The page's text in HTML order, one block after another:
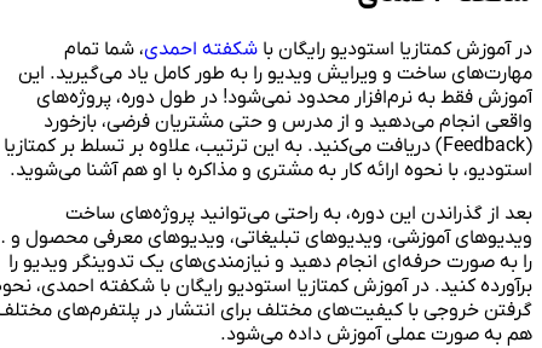
در آموزش کمتازیا استودیو رایگان باشکفته احمدی، شما تمام
مهارت‌های ساخت و ویرایش ویدیو را به طور کامل یاد می‌گیرید. این
آموزش فقط به نرم‌افزار محدود نمی‌شود! در طول دوره، پروژه‌های
واقعی انجام می‌دهید و از مدرس و حتی مشتریان فرضی، بازخورد
(Feedback) دریافت می‌کنید. به این ترتیب، علاوه بر تسلط بر کمتازیا
استودیو، با نحوه ارائه کار به مشتری و مذاکره با او هم آشنا می‌شوید.
بعد از گذراندن این دوره، به راحتی می‌توانید پروژه‌های ساخت
ویدیوهای آموزشی، ویدیوهای تبلیغاتی، ویدیوهای معرفی محصول و …
را به صورت حرفه‌ای انجام دهید و نیازمندی‌های یک تدوینگر ویدیو را
برآورده کنید. در آموزش کمتازیا استودیو رایگان با شکفته احمدی، نحوه
گرفتن خروجی با کیفیت‌های مختلف برای انتشار در پلتفرم‌های مختلف
هم به صورت عملی آموزش داده می‌شود.